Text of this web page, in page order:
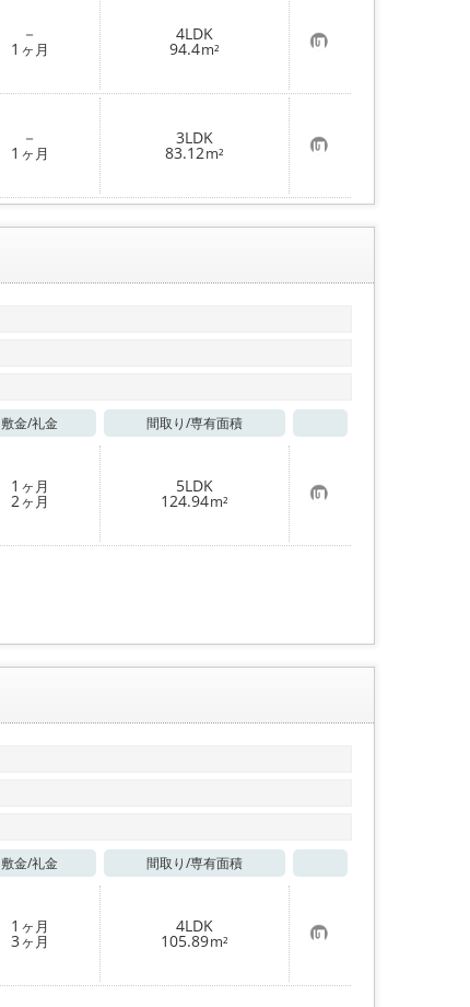
り
登
録
－
1 ヶ月
4LDK
94.4m² お
気
に
入
り
登
録
－
1 ヶ月
3LDK
83.12m² お
気
に
入
登
敷金/礼金 間取り/専有面積
1 ヶ月
2ヶ月
5LDK
124.94m² お
気
に
入
敷金/礼金 間取り/専有面積
1 ヶ月
3ヶ月
4LDK
105.89m² お
気
に
入